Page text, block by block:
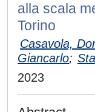
alla scala
Torino
Casavola,
Giancarlo;
2023